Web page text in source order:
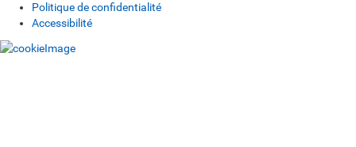
Politique de confidentialité
Accessibilité